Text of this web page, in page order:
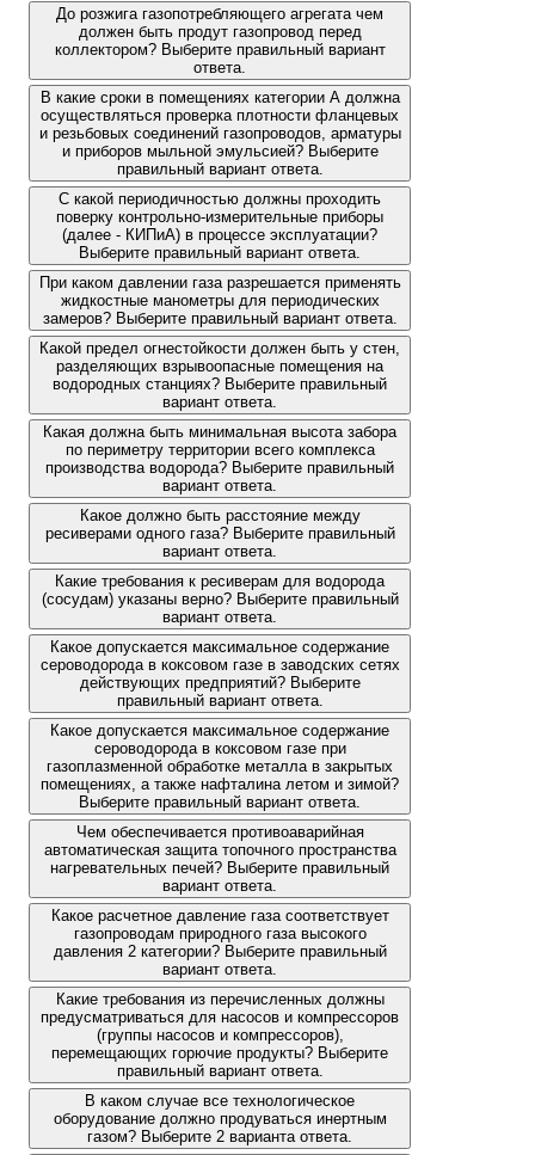
До розжига газопотребляющего агрегата чем
должен быть продут газопровод перед
коллектором? Выберите правильный вариант
ответа.
В какие сроки в помещениях категории А должна
осуществляться проверка плотности фланцевых
и резьбовых соединений газопроводов, арматуры
и приборов мыльной эмульсией? Выберите
правильный вариант ответа.
С какой периодичностью должны проходить
поверку контрольно-измерительные приборы
(далее - КИПиА) в процессе эксплуатации?
Выберите правильный вариант ответа.
При каком давлении газа разрешается применять
жидкостные манометры для периодических
замеров? Выберите правильный вариант ответа.
Какой предел огнестойкости должен быть у стен,
разделяющих взрывоопасные помещения на
водородных станциях? Выберите правильный
вариант ответа.
Какая должна быть минимальная высота забора
по периметру территории всего комплекса
производства водорода? Выберите правильный
вариант ответа.
Какое должно быть расстояние между
ресиверами одного газа? Выберите правильный
вариант ответа.
Какие требования к ресиверам для водорода
(сосудам) указаны верно? Выберите правильный
вариант ответа.
Какое допускается максимальное содержание
сероводорода в коксовом газе в заводских сетях
действующих предприятий? Выберите
правильный вариант ответа.
Какое допускается максимальное содержание
сероводорода в коксовом газе при
газоплазменной обработке металла в закрытых
помещениях, а также нафталина летом и зимой?
Выберите правильный вариант ответа.
Чем обеспечивается противоаварийная
автоматическая защита топочного пространства
нагревательных печей? Выберите правильный
вариант ответа.
Какое расчетное давление газа соответствует
газопроводам природного газа высокого
давления 2 категории? Выберите правильный
вариант ответа.
Какие требования из перечисленных должны
предусматриваться для насосов и компрессоров
(группы насосов и компрессоров),
перемещающих горючие продукты? Выберите
правильный вариант ответа.
В каком случае все технологическое
оборудование должно продуваться инертным
газом? Выберите 2 варианта ответа.